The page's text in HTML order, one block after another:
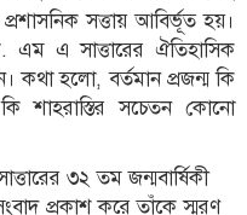
সত্তায় আবির্ভূত হয়।
এম এ সাত্তারের ঐতিহাসিক
কথা হলো, বর্তমান প্রজন্ম কি
শাহরাস্তির সচেতন কোনো
৩২ তম জন্মবার্ষিকী
প্রকাশ করে তাঁকে স্মরণ